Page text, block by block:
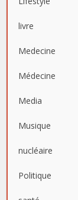
livre
Medecine
Médecine
Media
Musique
nucléaire
Politique